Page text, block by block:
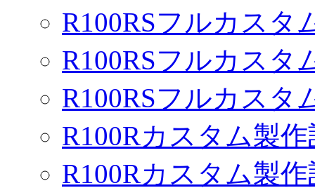
R100RSフルカスタ
R100RSフルカスタ
R100RSフルカスタ
R100Rカスタム製作
R100Rカスタム製作